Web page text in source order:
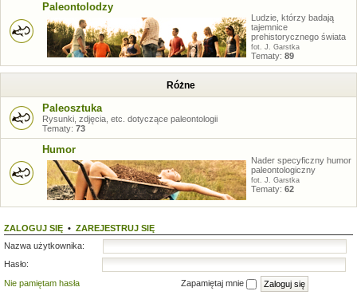
Paleontolodzy
Ludzie, którzy badają
tajemnice
prehistorycznego świata
fot. J. Garstka
Tematy: 89
Różne
Paleosztuka
Rysunki, zdjęcia, etc. dotyczące paleontologii
Tematy: 73
Humor
Nader specyficzny humor
paleontologiczny
fot. J. Garstka
Tematy: 62
ZALOGUJ SIĘ • ZAREJESTRUJ SIĘ
Nazwa użytkownika:
Hasło:
Nie pamiętam hasła
Zapamiętaj mnie